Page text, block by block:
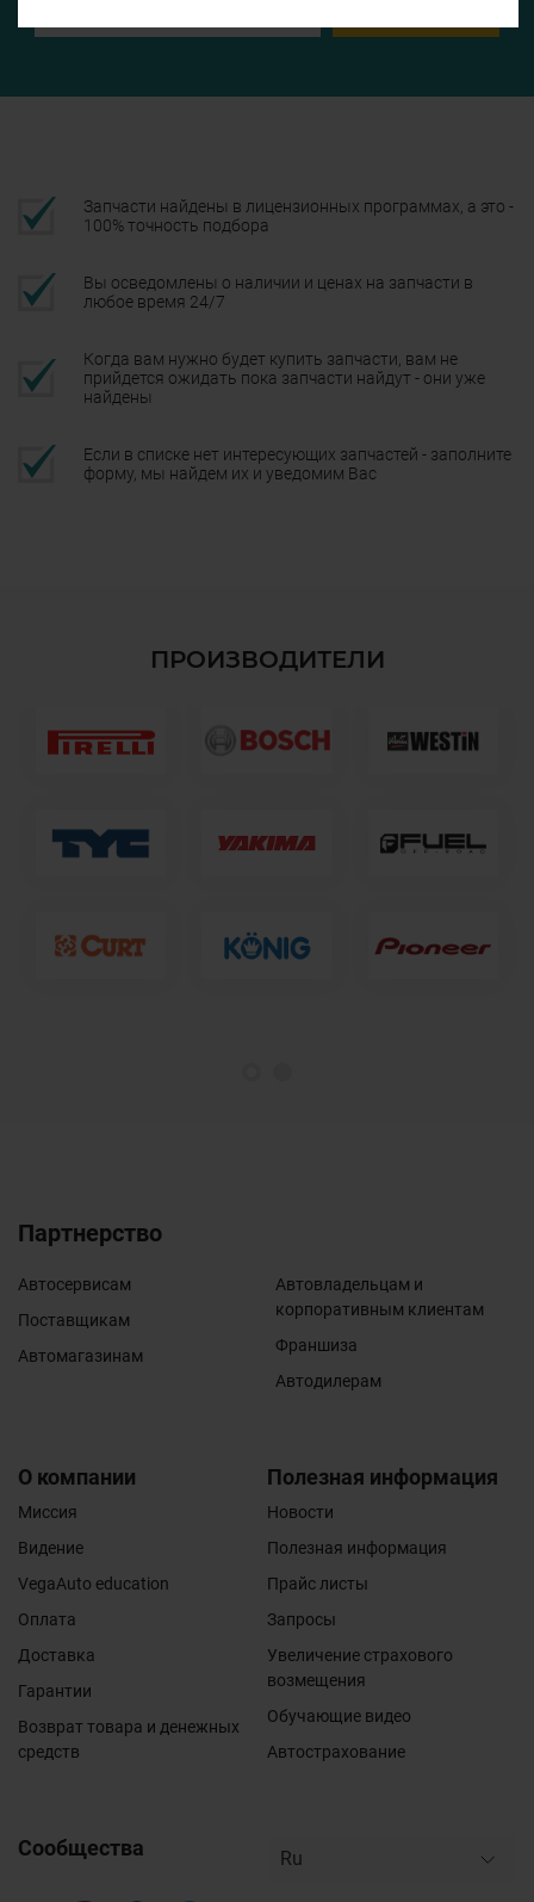
Запчасти найдены в лицензионных программах, а это -
100% точность подбора
Вы осведомлены о наличии и ценах на запчасти в
любое время 24/7
Когда вам нужно будет купить запчасти, вам не
прийдется ожидать пока запчасти найдут - они уже
найдены
Если в списке нет интересующих запчастей - заполните
форму, мы найдем их и уведомим Вас
ПРОИЗВОДИТЕЛИ
Партнерство
Автосервисам
Поставщикам
Автомагазинам
Автовладельцам и
корпоративным клиентам
Франшиза
Автодилерам
О компании
Миссия
Видение
VegaAuto education
Оплата
Доставка
Гарантии
Возврат товара и денежных
средств
Полезная информация
Новости
Полезная информация
Прайс листы
Запросы
Увеличение страхового
возмещения
Обучающие видео
Автострахование
Сообщества